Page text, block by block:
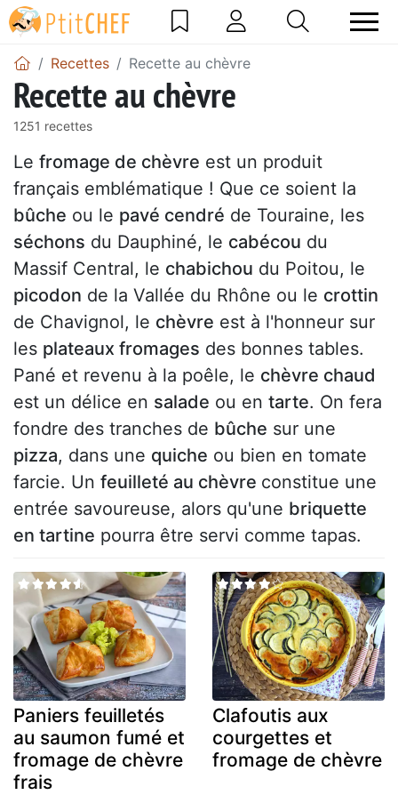
Recettes Recette au chèvre
Recette au chèvre
1251 recettes
Le fromage de chèvre est un produit
français emblématique ! Que ce soient la
bûche ou le pavé cendré de Touraine, les
séchons du Dauphiné, le cabécou du
Massif Central, le chabichou du Poitou, le
picodon de la Vallée du Rhône ou le crottin
de Chavignol, le chèvre est à l'honneur sur
les plateaux fromages des bonnes tables.
Pané et revenu à la poêle, le chèvre chaud
est un délice en salade ou en tarte. On fera
fondre des tranches de bûche sur une
pizza, dans une quiche ou bien en tomate
farcie. Un feuilleté au chèvre constitue une
entrée savoureuse, alors qu'une briquette
en tartine pourra être servi comme tapas.
Paniers feuilletés
au saumon fumé et
fromage de chèvre
frais
Clafoutis aux
courgettes et
fromage de chèvre